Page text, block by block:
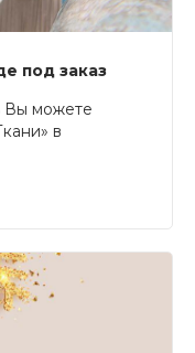
под заказ
Вы можете
в